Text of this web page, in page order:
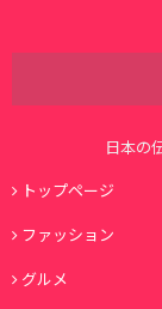
日本の
トップページ
ファッション
グルメ